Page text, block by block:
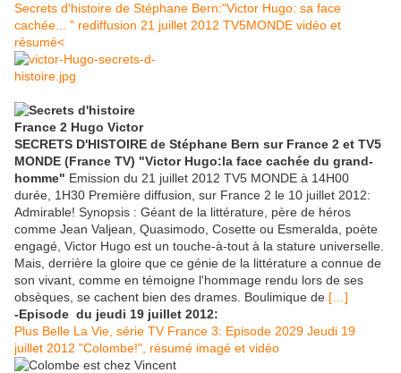
Secrets d'histoire de Stéphane Bern:"Victor Hugo: sa face
cachée... " rediffusion 21 juillet 2012 TV5MONDE vidéo et
résumé<
SECRETS D'HISTOIRE de Stéphane Bern sur France 2 et TV5
MONDE (France TV) "Victor Hugo:la face cachée du grand-
homme" Emission du 21 juillet 2012 TV5 MONDE à 14H00
durée, 1H30 Première diffusion, sur France 2 le 10 juillet 2012:
Admirable! Synopsis : Géant de la littérature, père de héros
comme Jean Valjean, Quasimodo, Cosette ou Esmeralda, poète
engagé, Victor Hugo est un touche-à-tout à la stature universelle.
Mais, derrière la gloire que ce génie de la littérature a connue de
son vivant, comme en témoigne l'hommage rendu lors de ses
obsèques, se cachent bien des drames. Boulimique de […]
-Episode du jeudi 19 juillet 2012:
Plus Belle La Vie, série TV France 3: Episode 2029 Jeudi 19
juillet 2012 "Colombe!", résumé imagé et vidéo